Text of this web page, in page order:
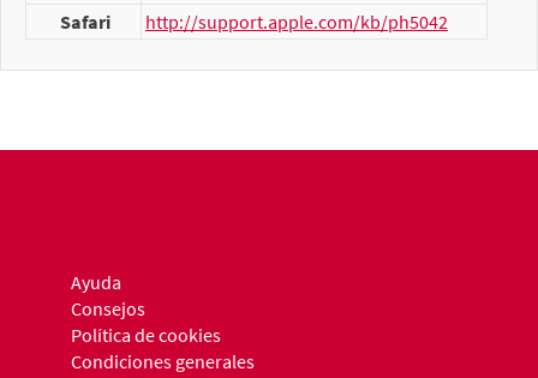
Safari
http://support.apple.com/kb/ph5042
Ayuda
Consejos
Política de cookies
Condiciones generales